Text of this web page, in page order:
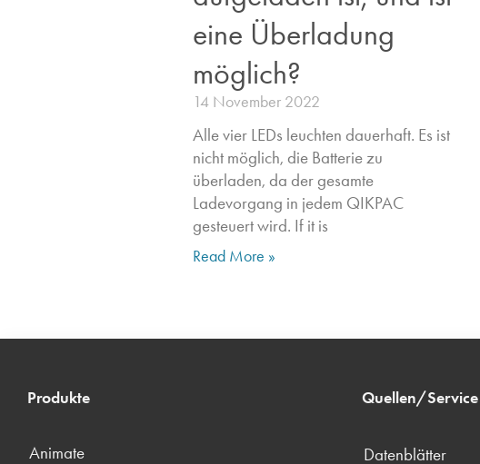
eine Überladung
möglich?
14 November 2022
Alle vier LEDs leuchten dauerhaft. Es ist
nicht möglich, die Batterie zu
überladen, da der gesamte
Ladevorgang in jedem QIKPAC
gesteuert wird. If it is
Read More »
Produkte
Animate
Quellen/Service
Datenblätter